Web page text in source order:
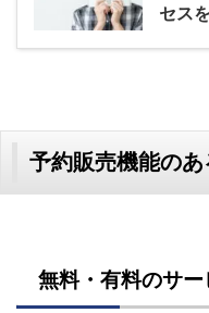
セス
予約販売機能の
無料・有料のサ